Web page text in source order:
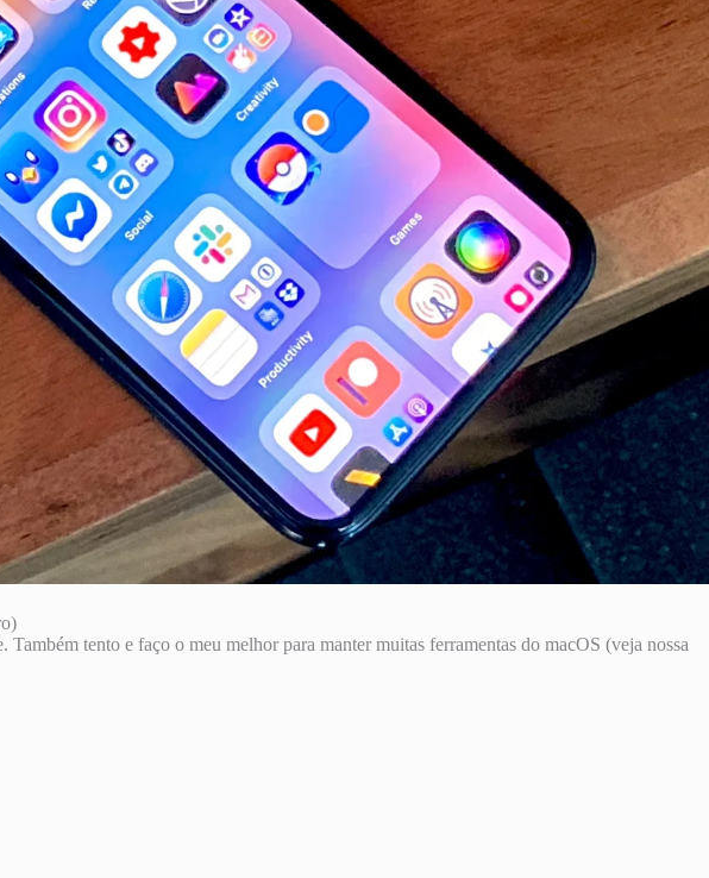
tento e faço o meu melhor para manter muitas ferramentas do macOS (veja nossa